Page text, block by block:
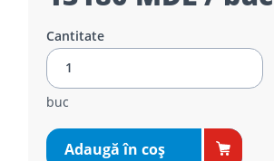
Cantitate
buc
Adaugă în coş